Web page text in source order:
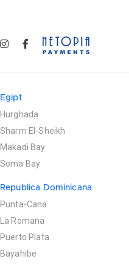
Egipt
Hurghada
Sharm El-Sheikh
Makadi Bay
Soma Bay
Republica Dominicana
Punta-Cana
La Romana
Puerto Plata
Bayahibe